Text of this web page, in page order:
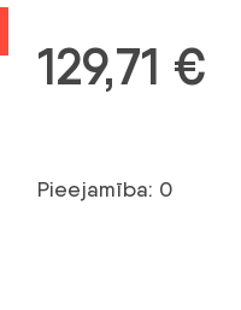
129,71 €
Pieejamība: 0